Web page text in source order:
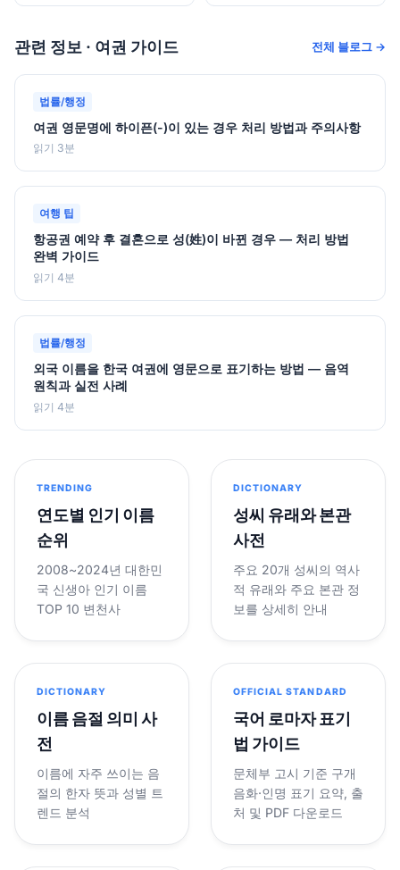
관련 정보 · 여권 가이드 전체 블로그 →
법률/행정
여권 영문명에 하이픈(-)이 있는 경우 처리 방법과 주의사항
읽기 3분
여행 팁
항공권 예약 후 결혼으로 성(姓)이 바뀐 경우 — 처리 방법
완벽 가이드
읽기 4분
법률/행정
외국 이름을 한국 여권에 영문으로 표기하는 방법 — 음역
원칙과 실전 사례
읽기 4분
TRENDING
연도별 인기 이름
순위
2008~2024년 대한민
국 신생아 인기 이름
TOP 10 변천사
DICTIONARY
성씨 유래와 본관
사전
주요 20개 성씨의 역사
적 유래와 주요 본관 정
보를 상세히 안내
DICTIONARY
이름 음절 의미 사
전
이름에 자주 쓰이는 음
절의 한자 뜻과 성별 트
렌드 분석
OFFICIAL STANDARD
국어 로마자 표기
법 가이드
문체부 고시 기준 구개
음화·인명 표기 요약, 출
처 및 PDF 다운로드